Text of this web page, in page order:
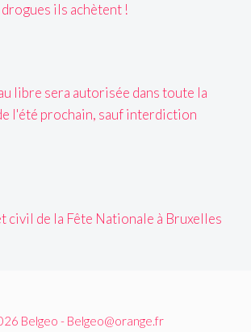
ils achètent !
libre sera autorisée dans toute la
l'été prochain, sauf interdiction
civil de la Fête Nationale à Bruxelles
Belgeo - Belgeo@orange.fr